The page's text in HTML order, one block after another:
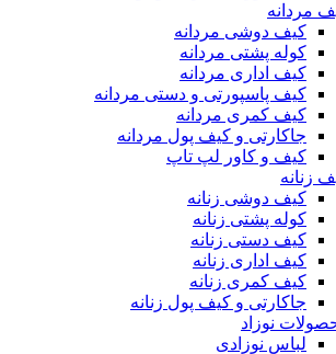
مردانه
کیف دوشی مردانه
کوله پشتی مردانه
کیف اداری مردانه
کیف پاسپورتی و دستی مردانه
کیف کمری مردانه
جاکارتی و کیف پول مردانه
کیف و کاور لپ تاپ
زنانه
کیف دوشی زنانه
کوله پشتی زنانه
کیف دستی زنانه
کیف اداری زنانه
کیف کمری زنانه
جاکارتی و کیف پول زنانه
نوزاد
لباس نوزادی